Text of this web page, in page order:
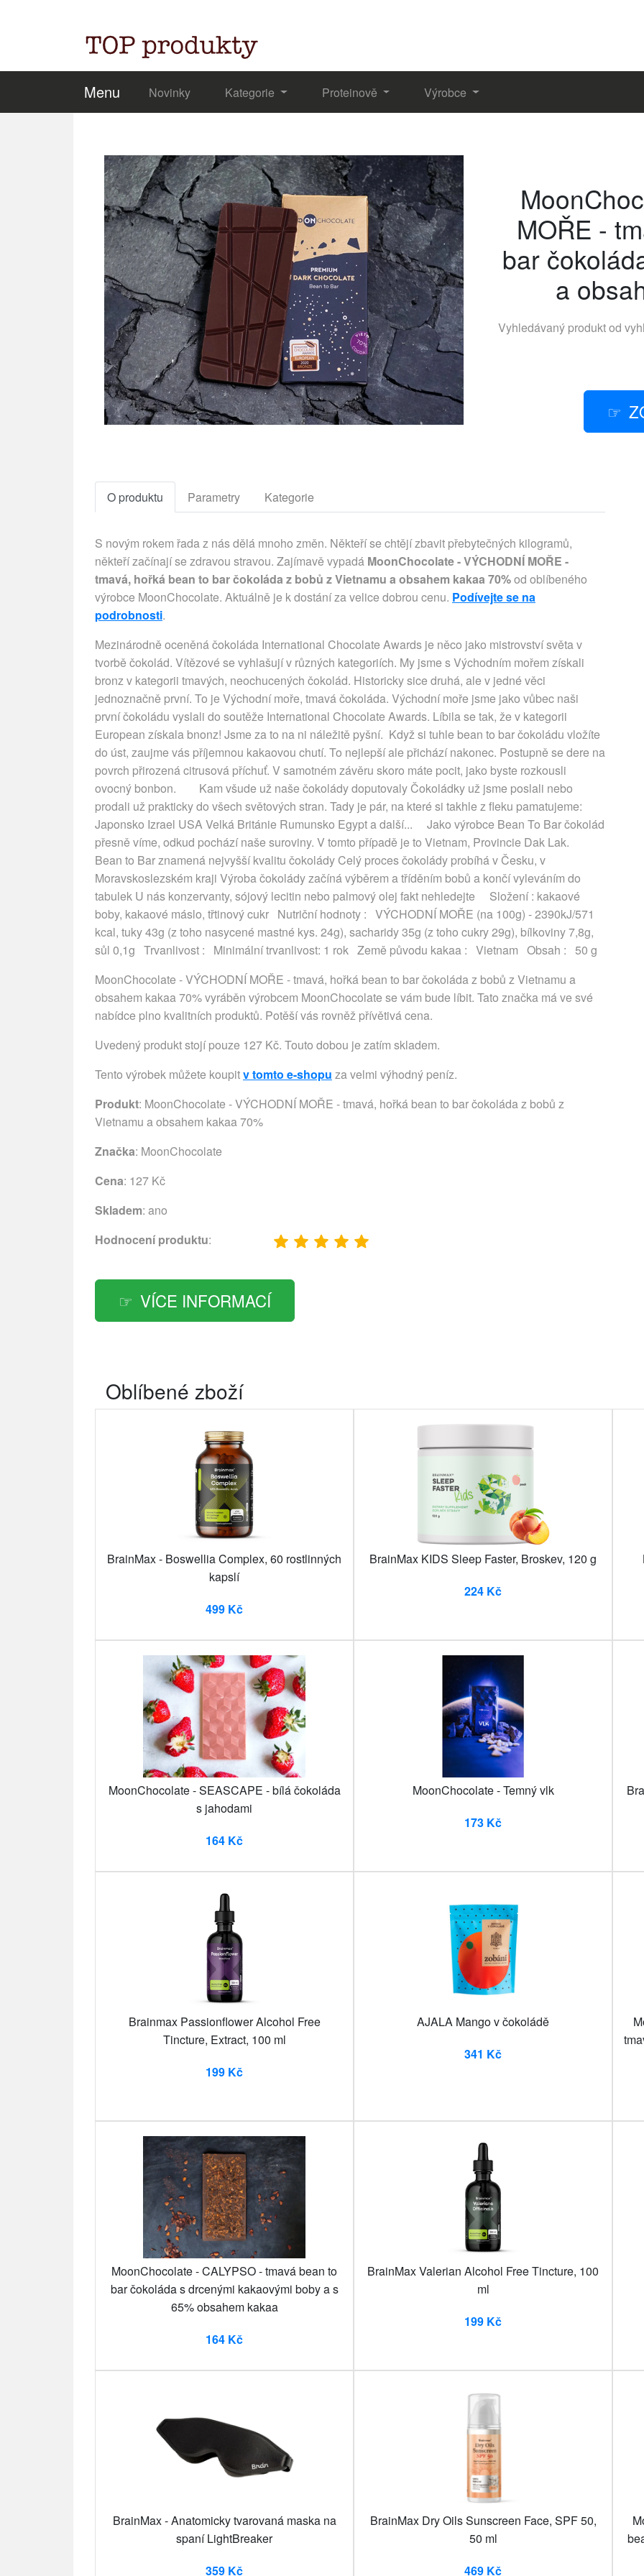
Menu Novinky Kategorie Proteinově Výrobce
MOŘE -
bar
a
Vyhledávaný produkt od
O produktu Parametry Kategorie
S novým rokem řada z nás dělá mnoho změn. Někteří se chtějí zbavit přebytečných kilogramů,
někteří začínají se zdravou stravou. Zajímavě vypadá MoonChocolate - VÝCHODNÍ MOŘE -
tmavá, hořká bean to bar čokoláda z bobů z Vietnamu a obsahem kakaa 70%od oblíbeného
výrobce MoonChocolate. Aktuálně je k dostání za velice dobrou cenu. Podívejte se na
podrobnosti.
Mezinárodně oceněná čokoláda International Chocolate Awards je něco jako mistrovství světa v
tvorbě čokolád. Vítězové se vyhlašují v různých kategoriích. My jsme s Východním mořem získali
bronz v kategorii tmavých, neochucených čokolád. Historicky sice druhá, ale v jedné věci
jednoznačně první. To je Východní moře, tmavá čokoláda. Východní moře jsme jako vůbec naši
první čokoládu vyslali do soutěže International Chocolate Awards. Líbila se tak, že v kategorii
European získala bnonz! Jsme za to na ni náležitě pyšní. Když si tuhle bean to bar čokoládu vložíte
do úst, zaujme vás příjemnou kakaovou chutí. To nejlepší ale přichází nakonec. Postupně se dere na
povrch přirozená citrusová příchuť. V samotném závěru skoro máte pocit, jako byste rozkousli
ovocný bonbon. Kam všude už naše čokolády doputovaly Čokoládky už jsme poslali nebo
prodali už prakticky do všech světových stran. Tady je pár, na které si takhle z fleku pamatujeme:
Japonsko Izrael USA Velká Británie Rumunsko Egypt a další... Jako výrobce Bean To Bar čokolád
přesně víme, odkud pochází naše suroviny. V tomto případě je to Vietnam, Provincie Dak Lak.
Bean to Bar znamená nejvyšší kvalitu čokolády Celý proces čokolády probíhá v Česku, v
Moravskoslezském kraji Výroba čokolády začíná výběrem a tříděním bobů a končí vyleváním do
tabulek U nás konzervanty, sójový lecitin nebo palmový olej fakt nehledejte Složení : kakaové
boby, kakaové máslo, třtinový cukr Nutriční hodnoty : VÝCHODNÍ MOŘE (na 100g) - 2390kJ/571
kcal, tuky 43g (z toho nasycené mastné kys. 24g), sacharidy 35g (z toho cukry 29g), bílkoviny 7,8g,
sůl 0,1g Trvanlivost : Minimální trvanlivost: 1 rok Země původu kakaa : Vietnam Obsah : 50 g
MoonChocolate - VÝCHODNÍ MOŘE - tmavá, hořká bean to bar čokoláda z bobů z Vietnamu a
obsahem kakaa 70% vyráběn výrobcem MoonChocolate se vám bude líbit. Tato značka má ve své
nabídce plno kvalitních produktů. Potěší vás rovněž přívětivá cena.
Uvedený produkt stojí pouze 127 Kč. Touto dobou je zatím skladem.
Tento výrobek můžete koupitv tomto e-shopu za velmi výhodný peníz.
Produkt: MoonChocolate - VÝCHODNÍ MOŘE - tmavá, hořká bean to bar čokoláda z bobů z
Vietnamu a obsahem kakaa 70%
Značka: MoonChocolate
Cena: 127 Kč
Skladem: ano
Hodnocení produktu:
VÍCE INFORMACÍ
Oblíbené zboží
BrainMax - Boswellia Complex, 60 rostlinných
kapslí
499 Kč
BrainMax KIDS Sleep Faster, Broskev, 120 g
224 Kč
MoonChocolate - SEASCAPE - bílá čokoláda
s jahodami
164 Kč
MoonChocolate - Temný vlk
173 Kč
Brainmax Passionflower Alcohol Free
Tincture, Extract, 100 ml
199 Kč
AJALA Mango v čokoládě
341 Kč
MoonChocolate - CALYPSO - tmavá bean to
bar čokoláda s drcenými kakaovými boby a s
65% obsahem kakaa
164 Kč
BrainMax Valerian Alcohol Free Tincture, 100
ml
199 Kč
BrainMax - Anatomicky tvarovaná maska na
spaní LightBreaker
359 Kč
BrainMax Dry Oils Sunscreen Face, SPF 50,
50 ml
469 Kč